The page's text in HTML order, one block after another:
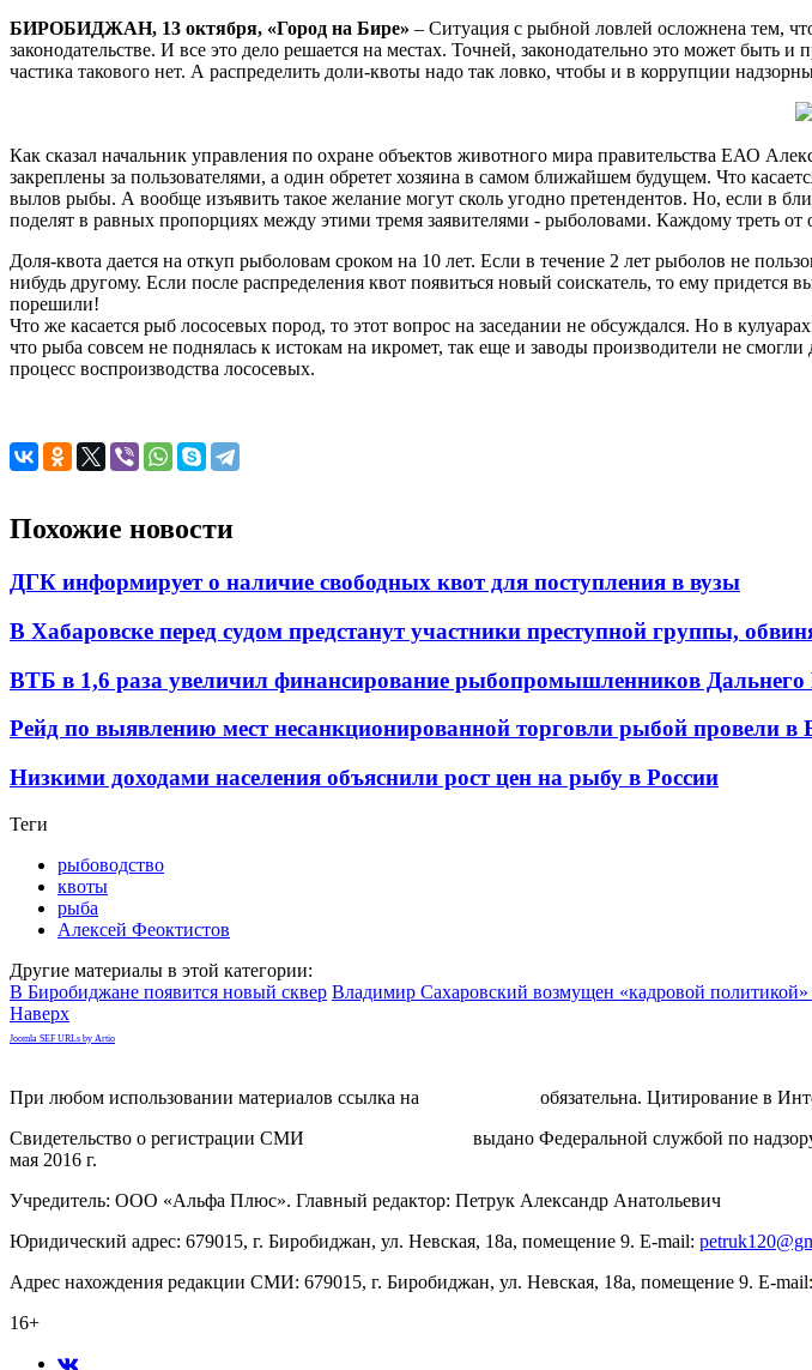
честному
БИРОБИДЖАН, 13 октября, «Город на Бире» – Ситуация с рыбной ловлей осложнена тем,
законодательстве. И все это дело решается на местах. Точней, законодательно это может
частика такового нет. А распределить доли-квоты надо так ловко, чтобы и в коррупции
Как сказал начальник управления по охране объектов животного мира правительства ЕАО
закреплены за пользователями, а один обретет хозяина в самом ближайшем будущем. Что
вылов рыбы. А вообще изъявить такое желание могут сколь угодно претендентов. Но, если
поделят в равных пропорциях между этими тремя заявителями - рыболовами. Каждому треть от
Доля-квота дается на откуп рыболовам сроком на 10 лет. Если в течение 2 лет рыболов не
нибудь другому. Если после распределения квот появиться новый соискатель, то ему
порешили!
Что же касается рыб лососевых пород, то этот вопрос на заседании не обсуждался. Но в
что рыба совсем не поднялась к истокам на икромет, так еще и заводы производители не
процесс воспроизводства лососевых.
Похожие новости
ДГК информирует о наличие свободных квот для поступления в вузы
В Хабаровске перед судом предстанут участники преступной группы,
ВТБ в 1,6 раза увеличил финансирование рыбопромышленников Дальнего
Рейд по выявлению мест несанкционированной торговли рыбой провели в
Низкими доходами населения объяснили рост цен на рыбу в России
Теги
рыбоводство
квоты
рыба
Алексей Феоктистов
Другие материалы в этой категории:
В Биробиджане появится новый сквер Владимир Сахаровский возмущен «кадровой
Наверх
Joomla SEF URLs by Artio
При любом использовании материалов ссылка на
обязательна. Цитирование в
Свидетельство о регистрации СМИ
выдано Федеральной службой по
мая 2016 г.
Учредитель: ООО «Альфа Плюс». Главный редактор: Петрук Александр Анатольевич
Юридический адрес: 679015, г. Биробиджан, ул. Невская, 18а, помещение 9. E-mail:
Адрес нахождения редакции СМИ: 679015, г. Биробиджан, ул. Невская, 18а, помещение 9. E-mail:
16+